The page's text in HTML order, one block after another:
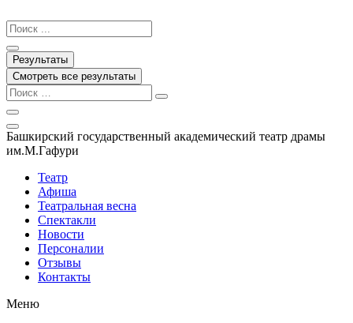
к
содержимому
Search
...
Результаты
Смотреть все результаты
Башкирский государственный академический театр драмы
им.М.Гафури
Театр
Афиша
Театральная весна
Спектакли
Новости
Персоналии
Отзывы
Контакты
Меню